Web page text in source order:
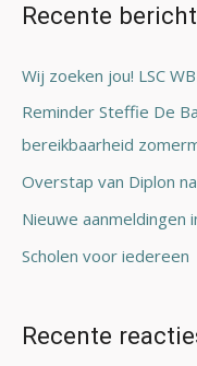
k
:
Recente
Wij zoeken jou! LSC
Reminder Steffie De
bereikbaarheid
Overstap van Diplon
Nieuwe aanmeldingen
Scholen voor iedereen
Recente